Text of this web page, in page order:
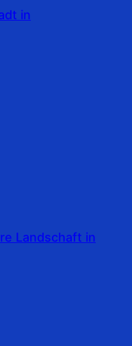
in
Landschaft in